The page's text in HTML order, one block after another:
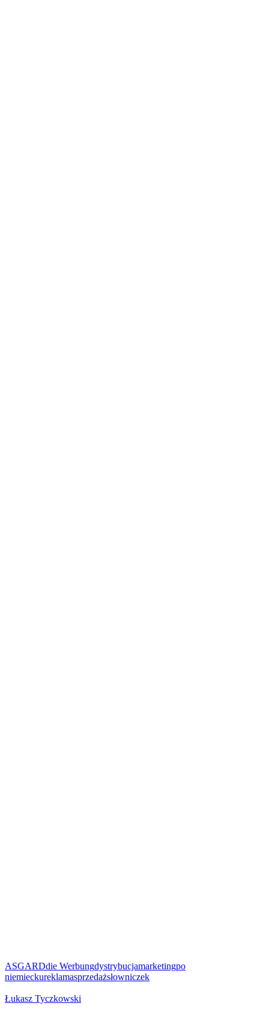
ASGARDdie Werbungdystrybucjamarketingpo
niemieckureklamasprzedażsłowniczek
Łukasz Tyczkowski